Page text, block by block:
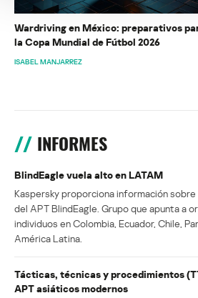
Wardriving en México: preparativos
la Copa Mundial de Fútbol 2026
ISABEL MANJARREZ
INFORMES
BlindEagle vuela alto en LATAM
Kaspersky proporciona información sobre
del APT BlindEagle. Grupo que apunta a
individuos en Colombia, Ecuador, Chile,
América Latina.
Tácticas, técnicas y procedimientos
APT asiáticos modernos